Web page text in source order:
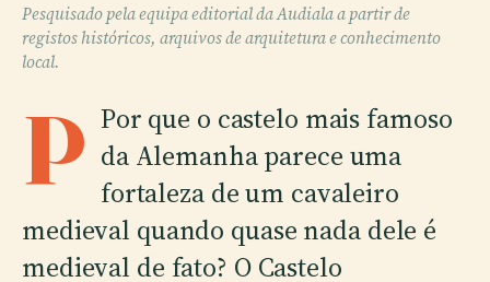
Pesquisado pela equipa editorial da Audiala a partir de
registos históricos, arquivos de arquitetura e conhecimento
local.
P Por que o castelo mais famoso
da Alemanha parece uma
fortaleza de um cavaleiro
medieval quando quase nada dele é
medieval de fato? O Castelo